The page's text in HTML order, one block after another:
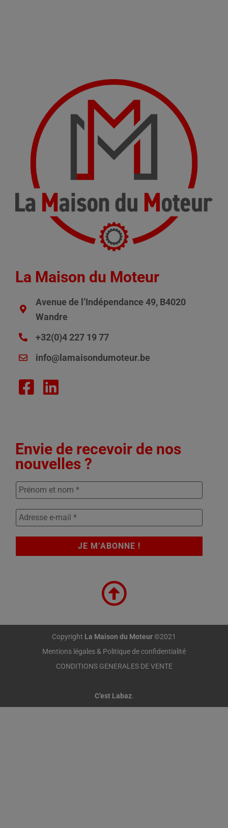
La Maison du Moteur
Avenue de l’Indépendance 49, B4020
Wandre
+32(0)4 227 19 77
info@lamaisondumoteur.be
Envie de recevoir de nos
nouvelles ?
Copyright La Maison du Moteur©2021
Mentions légales & Politique de confidentialité
CONDITIONS GENERALES DE VENTE
C’est Labaz.